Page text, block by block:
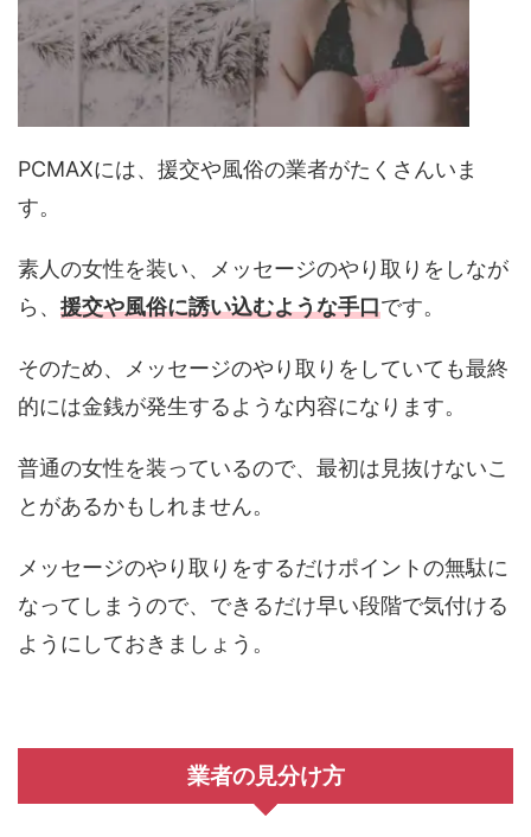
PCMAXには、援交や風俗の業者がたくさんいま
す。
素人の女性を装い、メッセージのやり取りをしなが
ら、 援交や風俗に誘い込むような手口です。
そのため、メッセージのやり取りをしていても最終
的には金銭が発生するような内容になります。
普通の女性を装っているので、最初は見抜けないこ
とがあるかもしれません。
メッセージのやり取りをするだけポイントの無駄に
なってしまうので、できるだけ早い段階で気付ける
ようにしておきましょう。
業者の見分け方